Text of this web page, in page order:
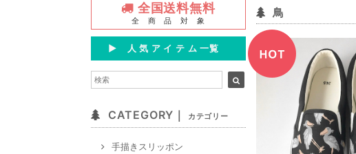
全国送料無料
全 商 品 対 象
▶︎ 人 気 ア イ テ ム 一覧
CATEGORY｜ カテゴリー
手描きスリッポン
鳥